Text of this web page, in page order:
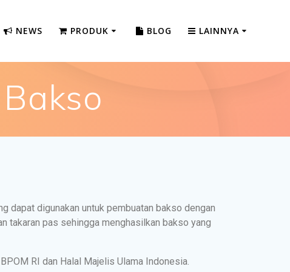
NEWS PRODUK BLOG LAINNYA
dapat digunakan untuk pembuatan bakso dengan
takaran pas sehingga menghasilkan bakso yang
RI dan Halal Majelis Ulama Indonesia.